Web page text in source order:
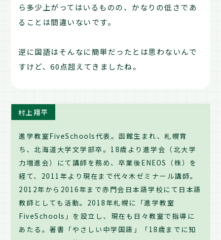
ら多少上がってはいるものの、かなりの低さであ
ることは間違いないです。
逆に国語はそんなに簡単だったとは思わないんで
すけど、60点超えてきましたね。
村上翔平
進学教室FiveSchools代表。函館生まれ、札幌育
ち、北海道大学文学部卒。18歳より進学会（北大学
力増進会）にて講師を務め、卒業後ENEOS（株）を
経て、2011年より現在まで代々木ゼミナール講師。
2012年から2016年まで赤門会日本語学校にて日本語
教師としても活動。2018年札幌に「進学教室
FiveSchools」を設立し、現在も日々教室で指導に
あたる。著書「やさしい中学国語」「18歳までに知